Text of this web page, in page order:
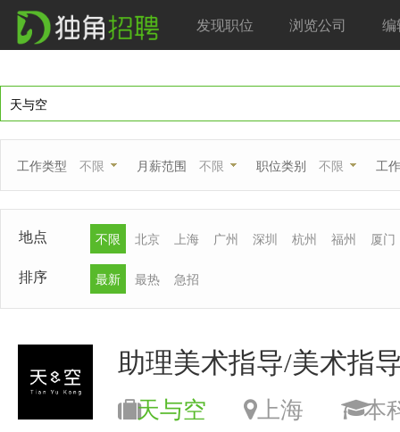
发现职位 浏览公司 编
工作类型 不限 月薪范围 不限 职位类别 不限 工
地点 不限 北京 上海 广州 深圳 杭州 福州 厦门
排序 最新 最热 急招
助理美术指导/美术指
天与空 上海